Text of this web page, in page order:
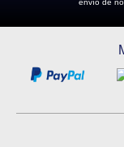
envío de